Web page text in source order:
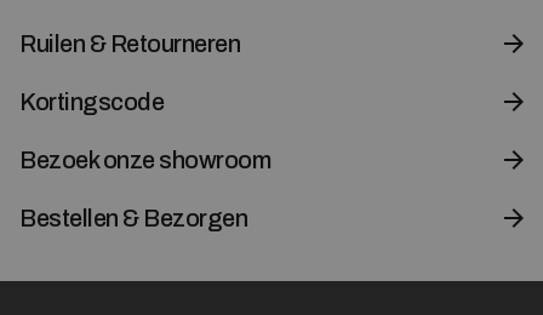
Ruilen & Retourneren
Kortingscode
Bezoek onze showroom
Bestellen & Bezorgen